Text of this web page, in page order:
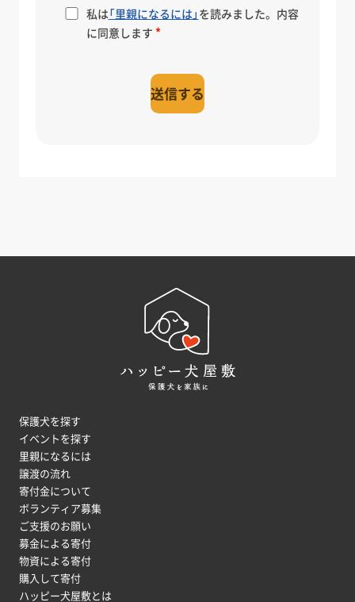
私は「里親になるには」 を読みました。内容
に同意します
保護犬を探す
イベントを探す
里親になるには
譲渡の流れ
寄付金について
ボランティア募集
ご支援のお願い
募金による寄付
物資による寄付
購入して寄付
ハッピー犬屋敷とは